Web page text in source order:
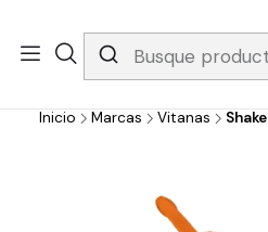
Whatsapp 3229079958/ Fijo
gratis apartir de 199.000!
Inicio Marcas Vitanas